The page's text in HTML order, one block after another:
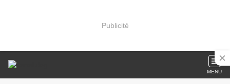
Publicité
MENU